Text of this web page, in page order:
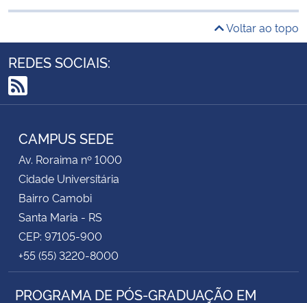
Voltar ao topo
REDES SOCIAIS:
RSS
CAMPUS SEDE
Av. Roraima nº 1000
Cidade Universitária
Bairro Camobi
Santa Maria - RS
CEP: 97105-900
+55 (55) 3220-8000
PROGRAMA DE PÓS-GRADUAÇÃO EM